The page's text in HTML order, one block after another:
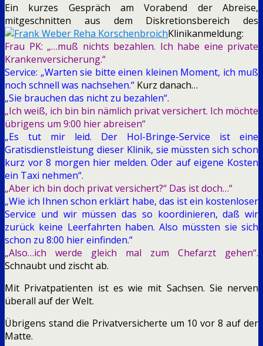
Ein kurzes Gespräch am Vorabend der Abreise,
mitgeschnitten aus dem Diskretionsbereich des
Klinikanmeldung:
Frau PK: „…muß nichts bezahlen. Ich habe eine private
Krankenversicherung.“
Service: „Warten sie bitte einen kleinen Moment, ich muß
noch schnell was nachsehen.“ Kurz danach…
„Sie brauchen das nicht zu bezahlen“.
„Ich weiß, ich bin bin nämlich privat versichert. Ich möchte
übrigens um 9:00 hier abreisen“
„Es tut mir leid. Der Hol-Bringe-Service ist eine
Gratisdienstleistung dieser Klinik, sie müssten sich schon
kurz vor 8 morgen hier melden. Oder auf eigene Kosten
ein Taxi nehmen“.
„Aber ich bin doch privat versichert?“ Das ist doch…“
„Wie ich Ihnen schon erklärt habe, das ist ein kostenloser
Service und wir müssen das so koordinieren, daß wir
zurück keine Leerfahrten haben. Also müssten sie sich
schon zu 8:00 hier einfinden.“
„Also…ich werde gleich mal zum Chefarzt gehen“.
Schnaubt und zischt ab.
Mit Privatpatienten ist es wie mit Sachsen. Sie nerven
überall auf der Welt.
Übrigens stand die Privatversicherte um 10 vor 8 auf der
Matte.